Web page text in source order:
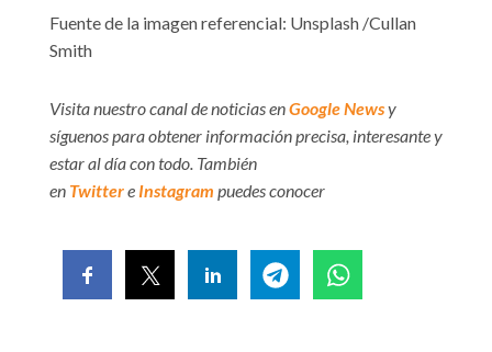
Fuente de la imagen referencial: Unsplash /Cullan
Smith
Visita nuestro canal de noticias enGoogle Newsy
síguenos para obtener información precisa, interesante y
estar al día con todo. También
en Twittere Instagram puedes conocer